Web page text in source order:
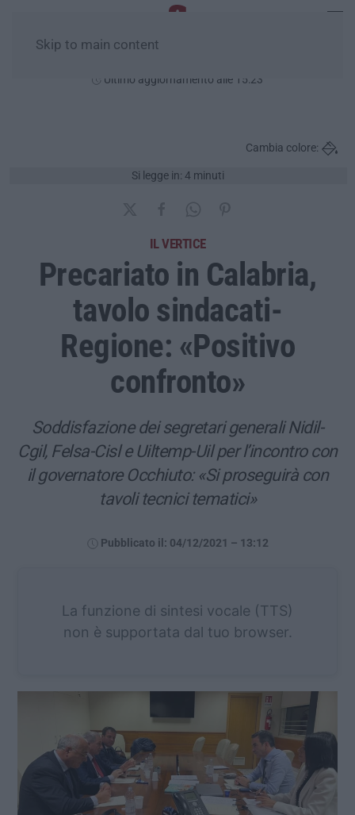
Skip to main content
Ultimo aggiornamento alle 15:23
Si legge in: 4 minuti
Cambia colore:
IL VERTICE
Precariato in Calabria,
tavolo sindacati-
Regione: «Positivo
confronto»
Soddisfazione dei segretari generali Nidil-
Cgil, Felsa-Cisl e Uiltemp-Uil per l’incontro con
il governatore Occhiuto: «Si proseguirà con
tavoli tecnici tematici»
Pubblicato il: 04/12/2021 – 13:12
La funzione di sintesi vocale (TTS)
non è supportata dal tuo browser.